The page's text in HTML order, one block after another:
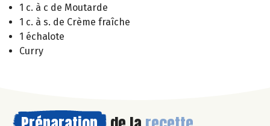
1 c. à c de Moutarde
1 c. à s. de Crème fraîche
1 échalote
Curry